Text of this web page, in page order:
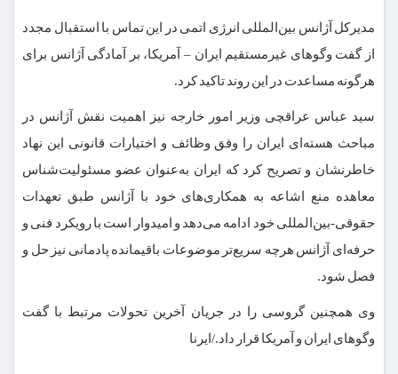
مدیرکل آژانس بین‌المللی انرژی اتمی در این تماس با استقبال مجدد
از گفت وگوهای غیرمستقیم ایران – آمریکا، بر آمادگی آژانس برای
هرگونه مساعدت در این روند تاکید کرد.
سید عباس عراقچی وزیر امور خارجه نیز اهمیت نقش آژانس در
مباحث هسته‌ای ایران را وفق وظائف و اختیارات قانونی این نهاد
خاطرنشان و تصریح کرد که ایران به‌عنوان عضو مسئولیت‌شناس
معاهده منع اشاعه به همکاری‌های خود با آژانس طبق تعهدات
حقوقی-بین‌المللی خود ادامه می‌دهد و امیدوار است با رویکرد فنی و
حرفه‌ای آژانس هرچه سریع‌تر موضوعات باقیمانده پادمانی نیز حل و
فصل شود.
وی همچنین گروسی را در جریان آخرین تحولات مرتبط با گفت
وگوهای ایران و آمریکا قرار داد./ایرنا